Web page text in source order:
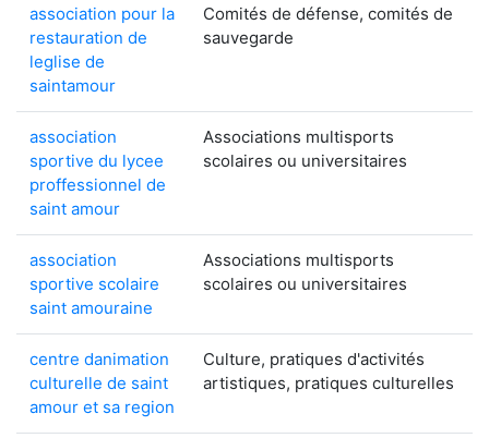
association pour la
restauration de
leglise de
saintamour
Comités de défense, comités de
sauvegarde
association
sportive du lycee
proffessionnel de
saint amour
Associations multisports
scolaires ou universitaires
association
sportive scolaire
saint amouraine
Associations multisports
scolaires ou universitaires
centre danimation
culturelle de saint
amour et sa region
Culture, pratiques d'activités
artistiques, pratiques culturelles